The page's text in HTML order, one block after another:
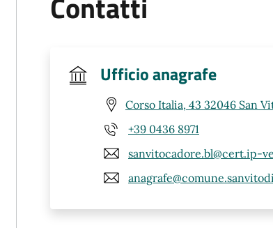
Ufficio anagrafe
Corso Italia, 43 32046 San
+39 0436 8971
sanvitocadore.bl@cert.ip-